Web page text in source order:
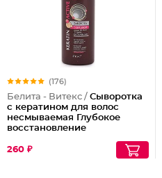
(176)
Белита - Витекс / Сыворотка
с кератином для волос
несмываемая Глубокое
восстановление
260 ₽